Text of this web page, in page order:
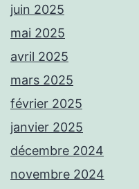
juin 2025
mai 2025
avril 2025
mars 2025
février 2025
janvier 2025
décembre 2024
novembre 2024